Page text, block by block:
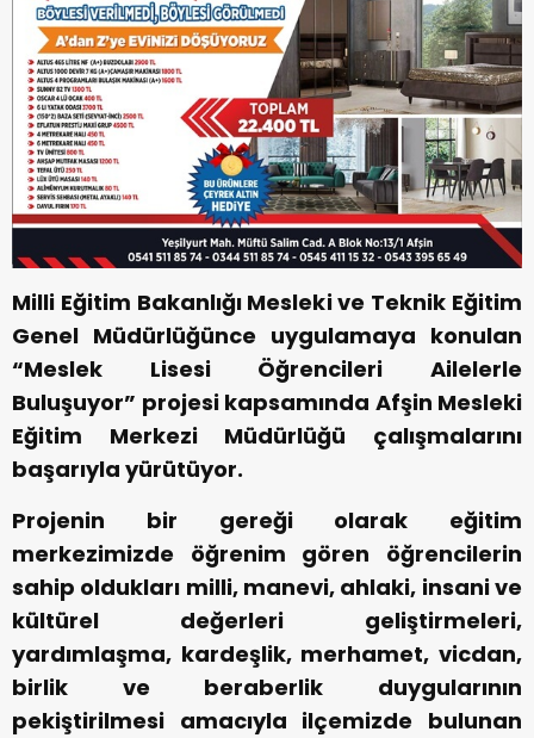
Milli Eğitim Bakanlığı Mesleki ve Teknik Eğitim
Genel Müdürlüğünce uygulamaya konulan
“Meslek Lisesi Öğrencileri Ailelerle
Buluşuyor” projesi kapsamında Afşin Mesleki
Eğitim Merkezi Müdürlüğü çalışmalarını
başarıyla yürütüyor.
Projenin bir gereği olarak eğitim
merkezimizde öğrenim gören öğrencilerin
sahip oldukları milli, manevi, ahlaki, insani ve
kültürel değerleri geliştirmeleri,
yardımlaşma, kardeşlik, merhamet, vicdan,
birlik ve beraberlik duygularının
pekiştirilmesi amacıyla ilçemizde bulunan